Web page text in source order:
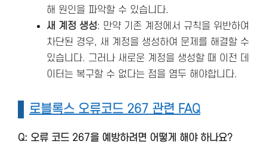
해 원인을 파악할 수 있습니다​.
새 계정 생성: 만약 기존 계정에서 규칙을 위반하여
차단된 경우, 새 계정을 생성하여 문제를 해결할 수
있습니다. 그러나 새로운 계정을 생성할 때 이전 데
이터는 복구할 수 없다는 점을 염두 해야합니다.
로블록스 오류코드 267 관련 FAQ
Q: 오류 코드 267을 예방하려면 어떻게 해야 하나요?